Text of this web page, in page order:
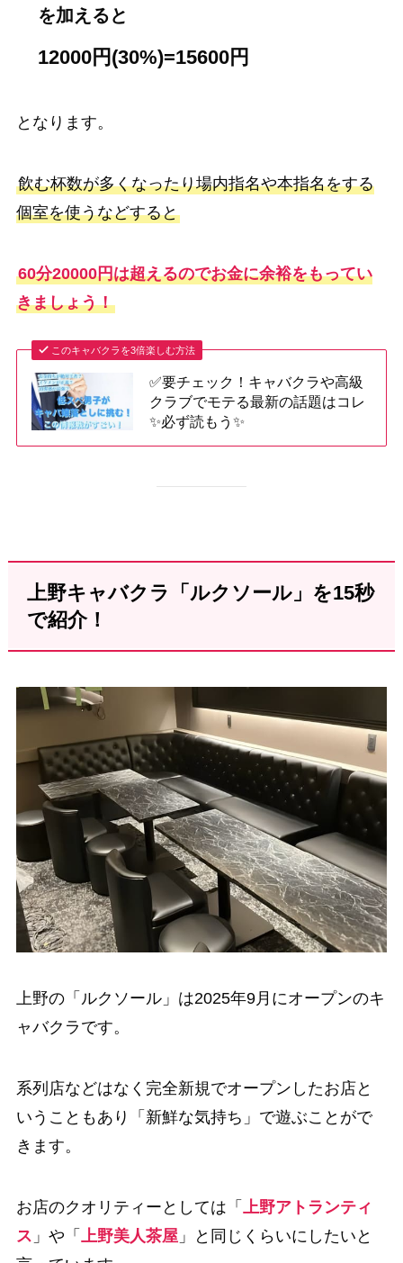
を加えると
12000円(30%)=15600円
となります。
飲む杯数が多くなったり場内指名や本指名をする
個室を使うなどすると
60分20000円は超えるのでお金に余裕をもってい
きましょう！
このキャバクラを3倍楽しむ方法
✅要チェック！キャバクラや高級
クラブでモテる最新の話題はコレ
✨必ず読もう✨
上野キャバクラ「ルクソール」を15秒
で紹介！
上野の「ルクソール」は2025年9月にオープンのキ
ャバクラです。
系列店などはなく完全新規でオープンしたお店と
いうこともあり「新鮮な気持ち」で遊ぶことがで
きます。
お店のクオリティーとしては「 上野アトランティ
ス 」や「 上野美人茶屋」と同じくらいにしたいと